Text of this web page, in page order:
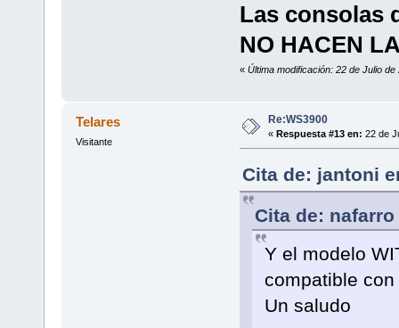
Las consolas
NO HACEN
« Última modificación: 22 de Julio
Telares
Visitante
Re:WS3900
« Respuesta #13 en: 22 de
Cita de: jantoni
Cita de:
Y el modelo
compatible con
Un saludo